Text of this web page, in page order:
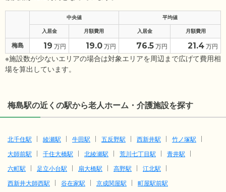
中央値 平均値
入居金 月額費用 入居金 月額費用
梅島 19 万円 19.0 万円 76.5 万円 21.4 万円
※施設数が少ないエリアの場合は対象エリアを周辺まで広げて費用相
場を算出しています。
梅島駅の近くの駅から老人ホーム・介護施設を探す
北千住駅 綾瀬駅 牛田駅 五反野駅 西新井駅
竹ノ塚駅
大師前駅
千住大橋駅 北綾瀬駅 荒川七丁目駅
青井駅
六町駅
足立小台駅 扇大橋駅 高野駅
江北駅
西新井大師西駅
谷在家駅 京成関屋駅 町屋駅前駅